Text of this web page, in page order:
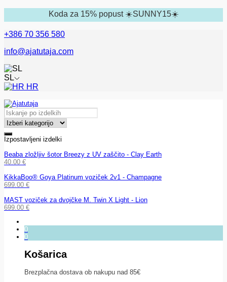
Koda za 15% popust ☀️SUNNY15☀️
+386 70 356 580
info@ajatutaja.com
SL
HR
Izpostavljeni izdelki
Beaba zložljiv šotor Breezy z UV zaščito - Clay Earth
40.00 €
KikkaBoo® Goya Platinum voziček 2v1 - Champagne
699.00 €
MAST voziček za dvojčke M. Twin X Light - Lion
699.00 €
0
0
Košarica
Brezplačna dostava ob nakupu nad 85€